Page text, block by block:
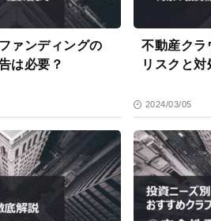
ァンディングの
は必要？
不動産クラ
リスクと対
2024/03/05